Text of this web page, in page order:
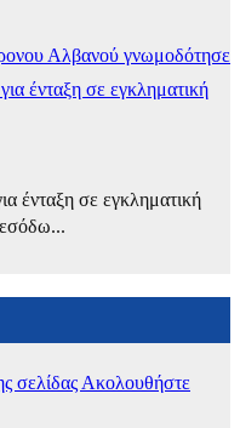
Αλβανού γνωμοδότησε
ένταξη σε εγκληματική
ένταξη σε εγκληματική
σελίδας Ακολουθήστε